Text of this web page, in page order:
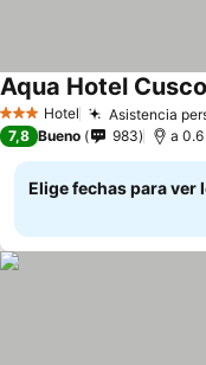
3 Estrellas
Hotel Asistencia
Aqua Hotel Cusco
7,8 Bueno 983 a
Elige fechas para ver